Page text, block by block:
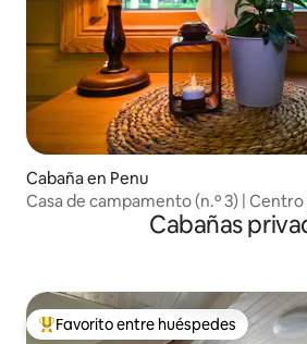
Cabaña en Penu
Casa de campamento (n.º 3) |
Cabañas
De los mejores en Favorito entre
Favorito entre huéspedes